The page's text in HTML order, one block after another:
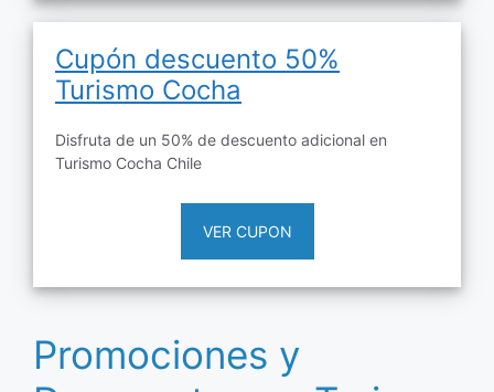
Cupón descuento 50%
Turismo Cocha
Disfruta de un 50% de descuento adicional en
Turismo Cocha Chile
VER CUPON
Promociones y